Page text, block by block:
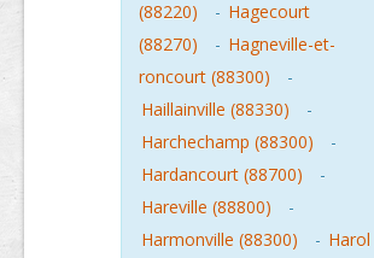
(88220) - Hagecourt
(88270)
- Hagneville-et-
roncourt (88300)
-
Haillainville (88330)
-
Harchechamp (88300)
-
Hardancourt (88700)
-
Hareville (88800)
-
Harmonville (88300)
- Harol